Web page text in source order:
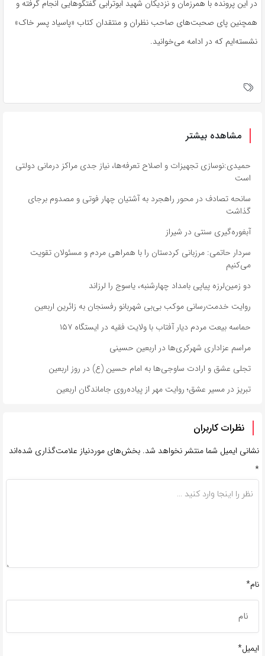
در این پرونده با همرزمان و نزدیکان شهید ابوترابی گفتگوهایی انجام گرفته و
همچنین پای صحبت‌های صاحب نظران و منتقدان کتاب «پاسیاد پسر خاک»
نشسته‌ایم که در ادامه می‌خوانید.
مشاهده بیشتر
حمیدی:نوسازی تجهیزات و اصلاح تعرفه‌ها، نیاز جدی مراکز درمانی دولتی
است
سانحه تصادف در محور راهجرد به آشتیان چهار فوتی و مصدوم برجای
گذاشت
آبغوره‌گیری سنتی در شیراز
سردار حاتمی: مرزبانی کردستان را با همراهی مردم و مسئولان تقویت
می‌کنیم
دو زمین‌لرزه پیاپی بامداد چهارشنبه، یاسوج را لرزاند
روایت خدمت‌رسانی موکب بی‌بی شهربانو رفسنجان به زائرین اربعین
حماسه بیعت مردم دیار آفتاب با ولایت فقیه در ایستگاه ۱۵۷
مراسم عزاداری شهرکری‌ها در اربعین حسینی
تجلی عشق و ارادت ساوجی‌ها به امام حسین (ع) در روز اربعین
تبریز در مسیر عشق؛ روایت مهر از پیاده‌روی جاماندگان اربعین
نظرات کاربران
نشانی ایمیل شما منتشر نخواهد شد. بخش‌های موردنیاز علامت‌گذاری شده‌اند
*
نام*
ایمیل*